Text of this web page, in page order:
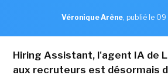
Véronique Arène, publié le 09
Hiring Assistant, l'agent IA de
aux recruteurs est désormais